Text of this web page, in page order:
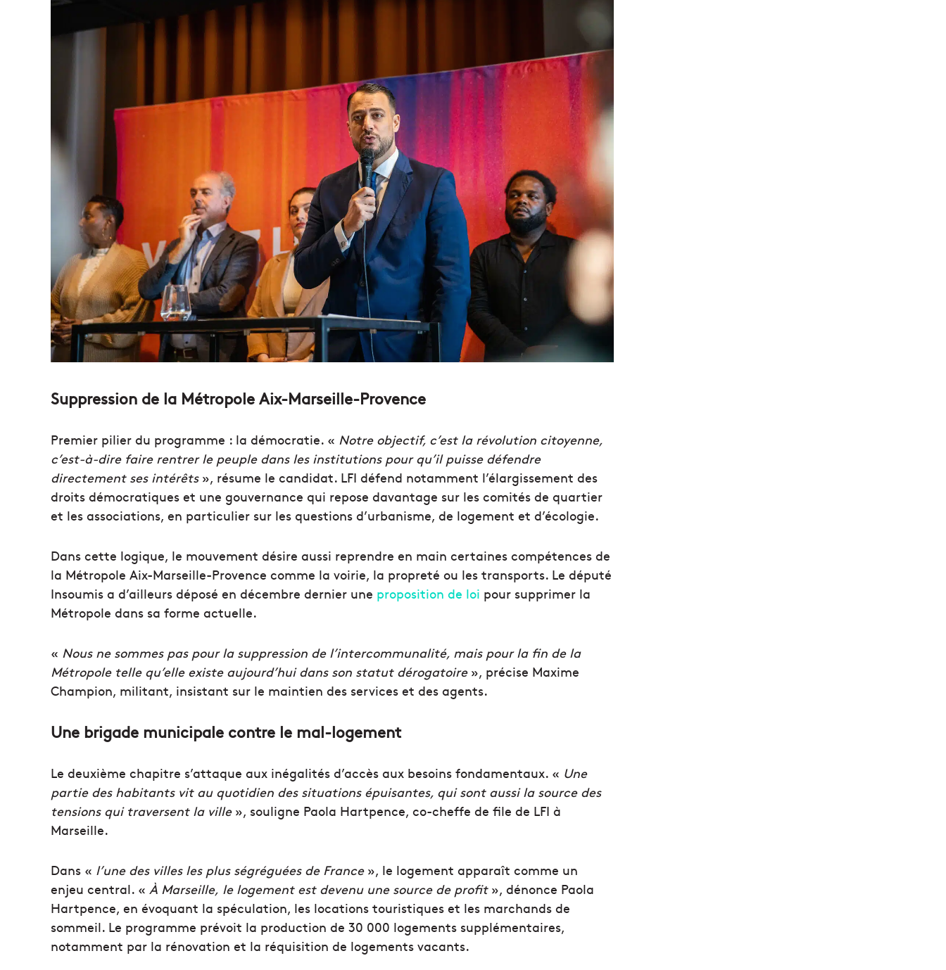
Suppression de la Métropole Aix-Marseille-Provence
Premier pilier du programme : la démocratie. « Notre objectif, c’est la révolution citoyenne,
c’est-à-dire faire rentrer le peuple dans les institutions pour qu’il puisse défendre
directement ses intérêts», résume le candidat. LFI défend notamment l’élargissement des
droits démocratiques et une gouvernance qui repose davantage sur les comités de quartier
et les associations, en particulier sur les questions d’urbanisme, de logement et d’écologie.
Dans cette logique, le mouvement désire aussi reprendre en main certaines compétences de
la Métropole Aix-Marseille-Provence comme la voirie, la propreté ou les transports. Le député
Insoumis a d’ailleurs déposé en décembre dernier une proposition de loi pour supprimer la
Métropole dans sa forme actuelle.
« Nous ne sommes pas pour la suppression de l’intercommunalité, mais pour la fin de la
Métropole telle qu’elle existe aujourd’hui dans son statut dérogatoire», précise Maxime
Champion, militant, insistant sur le maintien des services et des agents.
Une brigade municipale contre le mal-logement
Le deuxième chapitre s’attaque aux inégalités d’accès aux besoins fondamentaux. « Une
partie des habitants vit au quotidien des situations épuisantes, qui sont aussi la source des
tensions qui traversent la ville», souligne Paola Hartpence, co-cheffe de file de LFI à
Marseille.
Dans « l’une des villes les plus ségréguées de France», le logement apparaît comme un
enjeu central. « À Marseille, le logement est devenu une source de profit», dénonce Paola
Hartpence, en évoquant la spéculation, les locations touristiques et les marchands de
sommeil. Le programme prévoit la production de 30 000 logements supplémentaires,
notamment par la rénovation et la réquisition de logements vacants.